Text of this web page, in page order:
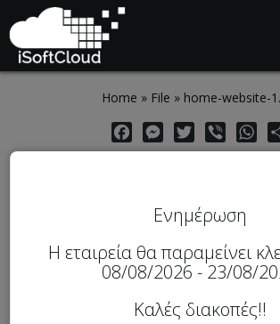
Skip to main content
Home » File » home-website-
FacebookMessenger
TwitterViber
Ενημέρωση
Η εταιρεία θα παραμείνει
08/08/2026 - 23/08/
Καλές διακοπές!!